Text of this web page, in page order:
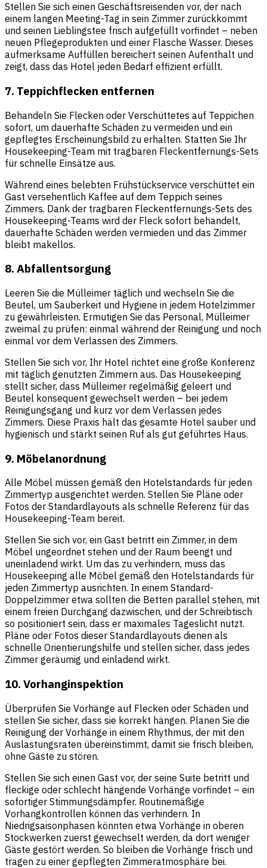
Stellen Sie sich einen Geschäftsreisenden vor, der nach
einem langen Meeting-Tag in sein Zimmer zurückkommt
und seinen Lieblingstee frisch aufgefüllt vorfindet – neben
neuen Pflegeprodukten und einer Flasche Wasser. Dieses
aufmerksame Auffüllen bereichert seinen Aufenthalt und
zeigt, dass das Hotel jeden Bedarf effizient erfüllt.
7. Teppichflecken entfernen
Behandeln Sie Flecken oder Verschüttetes auf Teppichen
sofort, um dauerhafte Schäden zu vermeiden und ein
gepflegtes Erscheinungsbild zu erhalten. Statten Sie Ihr
Housekeeping-Team mit tragbaren Fleckentfernungs-Sets
für schnelle Einsätze aus.
Während eines belebten Frühstückservice verschüttet ein
Gast versehentlich Kaffee auf dem Teppich seines
Zimmers. Dank der tragbaren Fleckentfernungs-Sets des
Housekeeping-Teams wird der Fleck sofort behandelt,
dauerhafte Schäden werden vermieden und das Zimmer
bleibt makellos.
8. Abfallentsorgung
Leeren Sie die Mülleimer täglich und wechseln Sie die
Beutel, um Sauberkeit und Hygiene in jedem Hotelzimmer
zu gewährleisten. Ermutigen Sie das Personal, Mülleimer
zweimal zu prüfen: einmal während der Reinigung und noch
einmal vor dem Verlassen des Zimmers.
Stellen Sie sich vor, Ihr Hotel richtet eine große Konferenz
mit täglich genutzten Zimmern aus. Das Housekeeping
stellt sicher, dass Mülleimer regelmäßig geleert und
Beutel konsequent gewechselt werden – bei jedem
Reinigungsgang und kurz vor dem Verlassen jedes
Zimmers. Diese Praxis hält das gesamte Hotel sauber und
hygienisch und stärkt seinen Ruf als gut geführtes Haus.
9. Möbelanordnung
Alle Möbel müssen gemäß den Hotelstandards für jeden
Zimmertyp ausgerichtet werden. Stellen Sie Pläne oder
Fotos der Standardlayouts als schnelle Referenz für das
Housekeeping-Team bereit.
Stellen Sie sich vor, ein Gast betritt ein Zimmer, in dem
Möbel ungeordnet stehen und der Raum beengt und
uneinladend wirkt. Um das zu verhindern, muss das
Housekeeping alle Möbel gemäß den Hotelstandards für
jeden Zimmertyp ausrichten. In einem Standard-
Doppelzimmer etwa sollten die Betten parallel stehen, mit
einem freien Durchgang dazwischen, und der Schreibtisch
so positioniert sein, dass er maximales Tageslicht nutzt.
Pläne oder Fotos dieser Standardlayouts dienen als
schnelle Orientierungshilfe und stellen sicher, dass jedes
Zimmer geräumig und einladend wirkt.
10. Vorhanginspektion
Überprüfen Sie Vorhänge auf Flecken oder Schäden und
stellen Sie sicher, dass sie korrekt hängen. Planen Sie die
Reinigung der Vorhänge in einem Rhythmus, der mit den
Auslastungsraten übereinstimmt, damit sie frisch bleiben,
ohne Gäste zu stören.
Stellen Sie sich einen Gast vor, der seine Suite betritt und
fleckige oder schlecht hängende Vorhänge vorfindet – ein
sofortiger Stimmungsdämpfer. Routinemäßige
Vorhangkontrollen können das verhindern. In
Niedrigsaisonphasen könnten etwa Vorhänge in oberen
Stockwerken zuerst gewechselt werden, da dort weniger
Gäste gestört werden. So bleiben die Vorhänge frisch und
tragen zu einer gepflegten Zimmeratmosphäre bei.